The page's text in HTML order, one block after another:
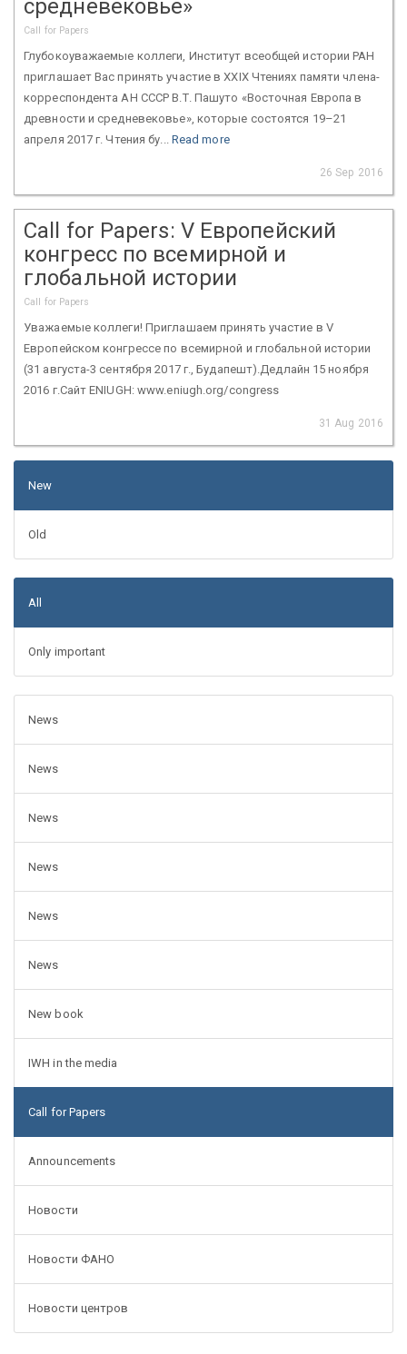
средневековье»
Call for Papers
Глубокоуважаемые коллеги, Институт всеобщей истории РАН
приглашает Вас принять участие в XXIХ Чтениях памяти члена-
корреспондента АН СССР В.Т. Пашуто «Восточная Европа в
древности и средневековье», которые состоятся 19–21
апреля 2017 г. Чтения бу... Read more
26 Sep 2016
Call for Papers: V Европейский
конгресс по всемирной и
глобальной истории
Call for Papers
Уважаемые коллеги! Приглашаем принять участие в V
Европейском конгрессе по всемирной и глобальной истории
(31 августа-3 сентября 2017 г., Будапешт).Дедлайн 15 ноября
2016 г.Сайт ENIUGH: www.eniugh.org/congress
31 Aug 2016
New
Old
All
Only important
News
News
News
News
News
News
New book
IWH in the media
Call for Papers
Announcements
Новости
Новости ФАНО
Новости центров